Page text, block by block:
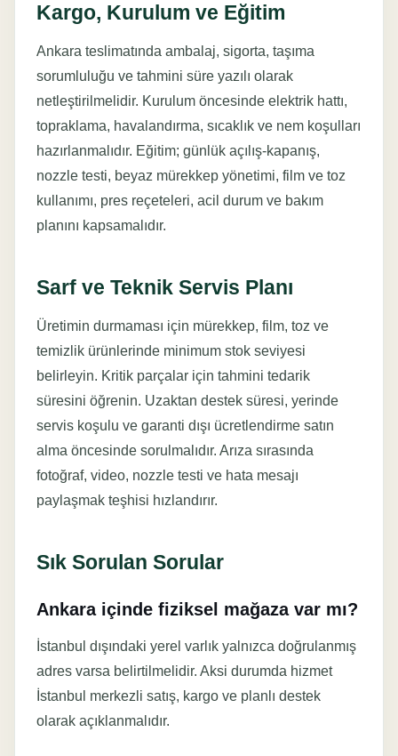
Kargo, Kurulum ve Eğitim
Ankara teslimatında ambalaj, sigorta, taşıma
sorumluluğu ve tahmini süre yazılı olarak
netleştirilmelidir. Kurulum öncesinde elektrik hattı,
topraklama, havalandırma, sıcaklık ve nem koşulları
hazırlanmalıdır. Eğitim; günlük açılış-kapanış,
nozzle testi, beyaz mürekkep yönetimi, film ve toz
kullanımı, pres reçeteleri, acil durum ve bakım
planını kapsamalıdır.
Sarf ve Teknik Servis Planı
Üretimin durmaması için mürekkep, film, toz ve
temizlik ürünlerinde minimum stok seviyesi
belirleyin. Kritik parçalar için tahmini tedarik
süresini öğrenin. Uzaktan destek süresi, yerinde
servis koşulu ve garanti dışı ücretlendirme satın
alma öncesinde sorulmalıdır. Arıza sırasında
fotoğraf, video, nozzle testi ve hata mesajı
paylaşmak teşhisi hızlandırır.
Sık Sorulan Sorular
Ankara içinde fiziksel mağaza var mı?
İstanbul dışındaki yerel varlık yalnızca doğrulanmış
adres varsa belirtilmelidir. Aksi durumda hizmet
İstanbul merkezli satış, kargo ve planlı destek
olarak açıklanmalıdır.